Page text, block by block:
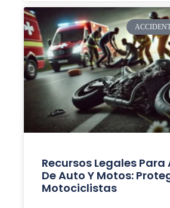
Recursos Legales
De Auto Y Motos:
Motociclistas